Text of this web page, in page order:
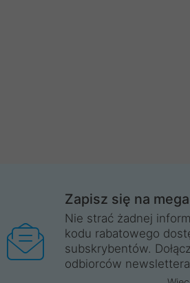
Zapisz się na
Nie strać żadnej
kodu rabatowego
subskrybentów.
odbiorców